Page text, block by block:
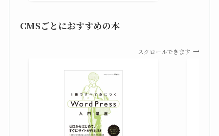
CMSごとにおすすめの本
スクロールできます